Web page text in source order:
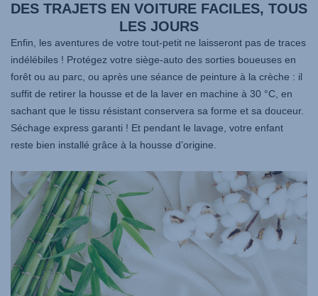
DES TRAJETS EN VOITURE FACILES, TOUS
LES JOURS
Enfin, les aventures de votre tout-petit ne laisseront pas de traces
indélébiles ! Protégez votre siège-auto des sorties boueuses en
forêt ou au parc, ou après une séance de peinture à la crèche : il
suffit de retirer la housse et de la laver en machine à 30 °C, en
sachant que le tissu résistant conservera sa forme et sa douceur.
Séchage express garanti ! Et pendant le lavage, votre enfant
reste bien installé grâce à la housse d’origine.